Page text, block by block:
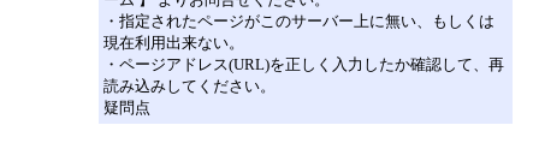
・指定されたページがこのサーバー上に無い、もしくは
現在利用出来ない。
・ページアドレス(URL)を正しく入力したか確認して、再
読み込みしてください。
疑問点